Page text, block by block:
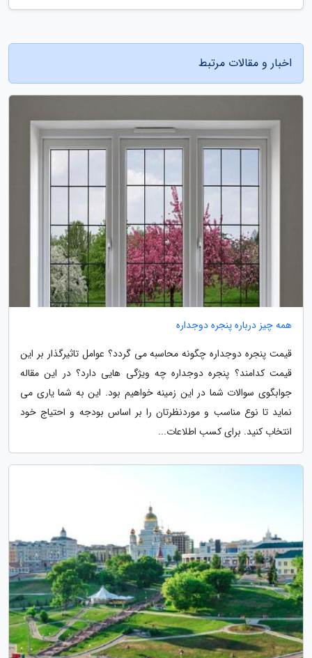
اخبار و مقالات مرتبط
همه چیز درباره پنجره دوجداره
قیمت پنجره دوجداره چگونه محاسبه می گردد؟ عوامل تاثیرگذار بر این
قیمت کدامند؟ پنجره دوجداره چه ویژگی هایی دارد؟ در این مقاله
جوابگوی سوالات شما در این زمینه خواهیم بود. این به شما یاری می
نماید تا نوع مناسب و موردنظرتان را بر اساس بودجه و احتیاج خود
انتخاب کنید. برای کسب اطلاعات...